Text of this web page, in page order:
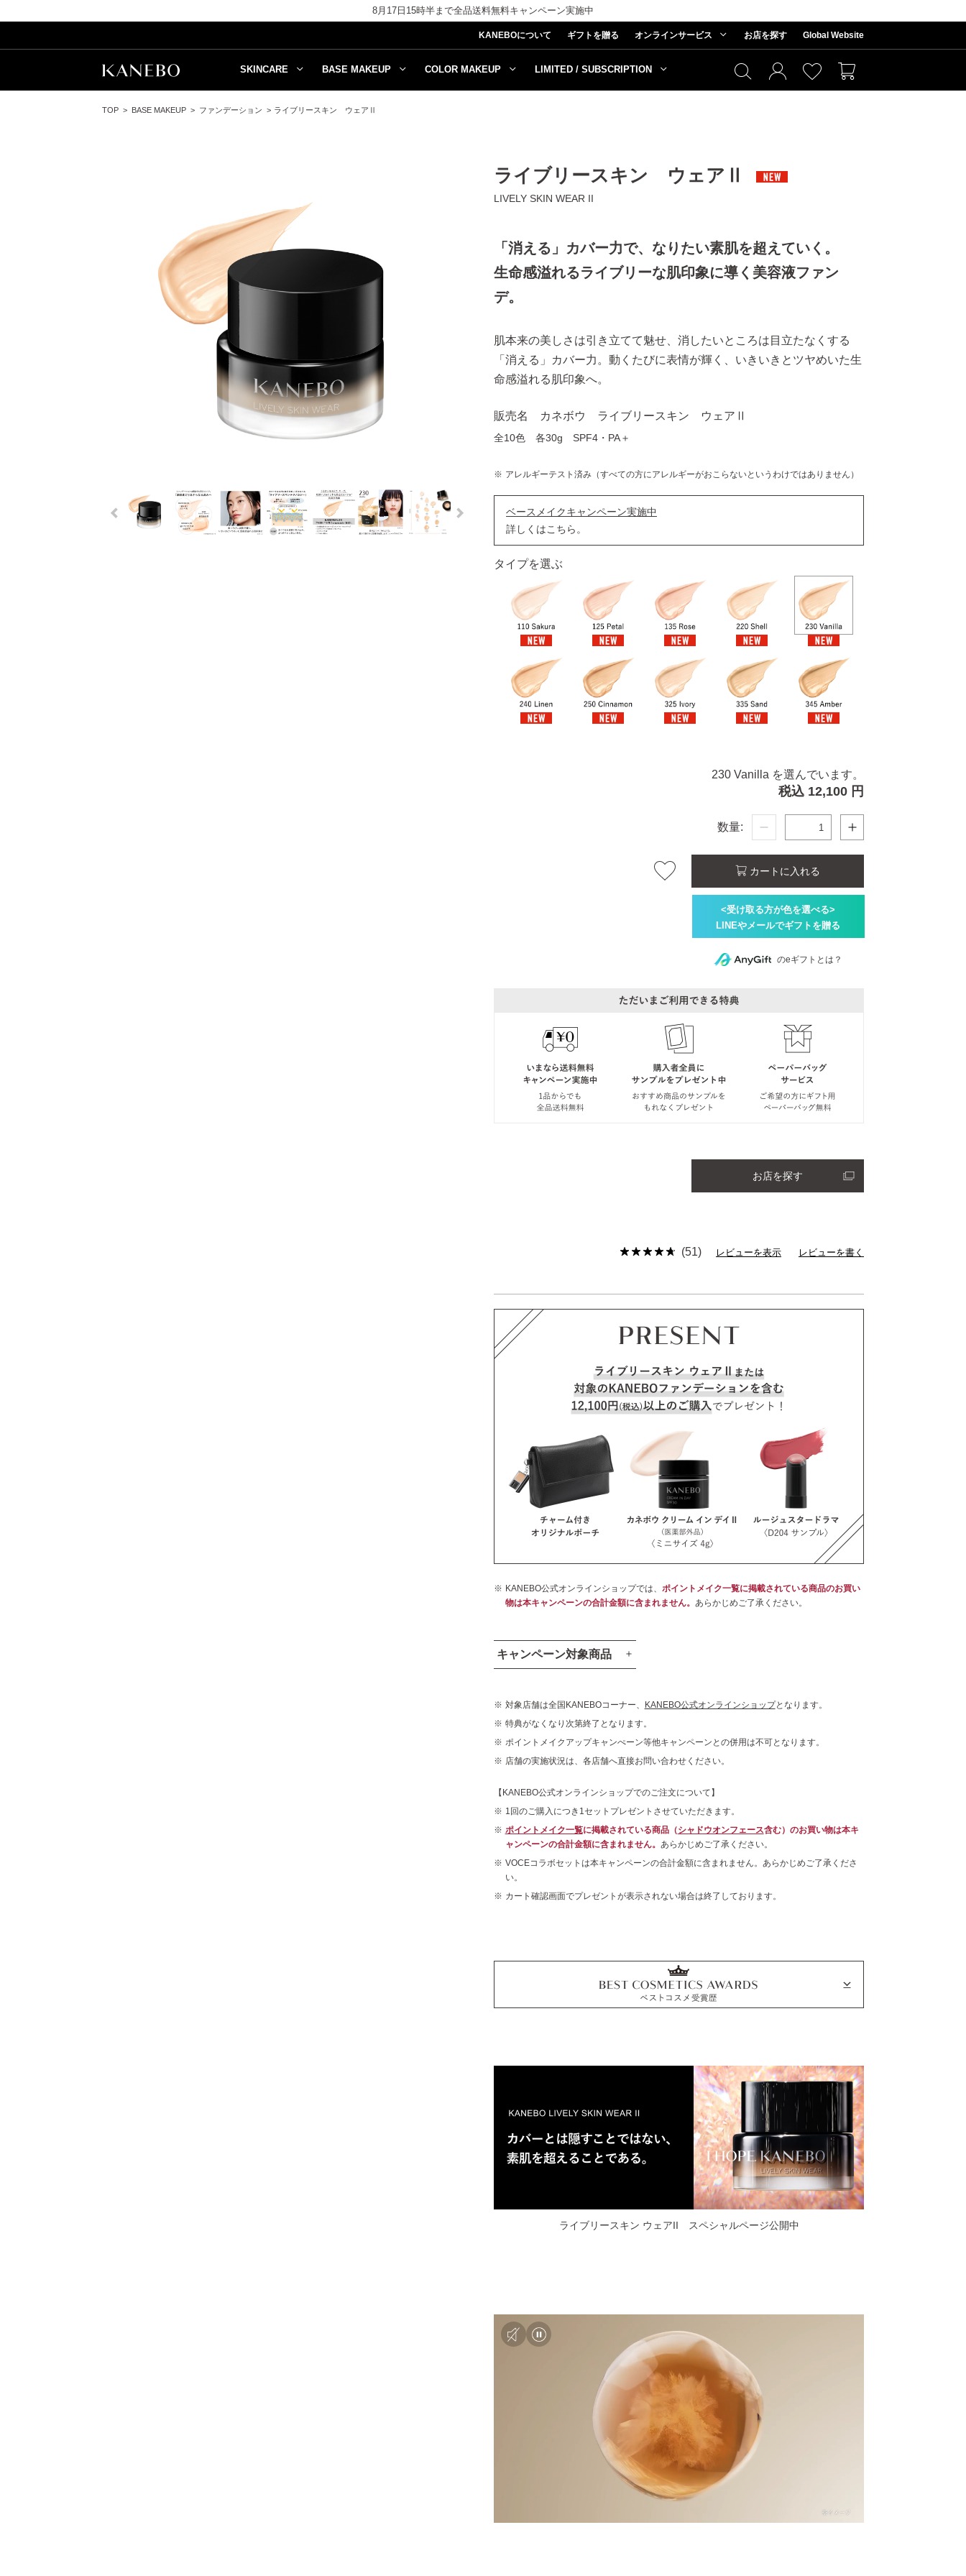
8月17日15時半まで全品送料無料キャンペーン実施中
KANEBOについて ギフトを贈る オンラインサービス お店を探す Global Website
SKINCARE BASE MAKEUP COLOR MAKEUP LIMITED / SUBSCRIPTION
TOP BASE MAKEUP ファンデーション ライブリースキン ウェアⅡ
ライブリースキン ウェアⅡ
LIVELY SKIN WEAR II
「消える」カバー力で、なりたい素肌を超えていく。
生命感溢れるライブリーな肌印象に導く美容液ファン
デ。
肌本来の美しさは引き立てて魅せ、消したいところは目立たなくする
「消える」カバー力。動くたびに表情が輝く、いきいきとツヤめいた生
命感溢れる肌印象へ。
販売名 カネボウ ライブリースキン ウェアⅡ
全10色 各30g SPF4・PA＋
アレルギーテスト済み（すべての方にアレルギーがおこらないというわけではありません）
ベースメイクキャンペーン実施中
詳しくはこちら。
タイプを選ぶ
230 Vanilla を選んでいます。
税込 12,100 円
数量:
カートに入れる
のeギフトとは？
お店を探す
(51) レビューを表示 レビューを書く
KANEBO公式オンラインショップでは、 ポイントメイク一覧に掲載されている商品のお買い
物は本キャンペーンの合計金額に含まれません。 あらかじめご了承ください。
キャンペーン対象商品
（コンパクト・ツール別売）
各 5,500円 (税込)
対象店舗は全国KANEBOコーナー、 KANEBO公式オンラインショップとなります。
特典がなくなり次第終了となります。
ポイントメイクアップキャンぺーン等他キャンペーンとの併用は不可となります。
店舗の実施状況は、各店舗へ直接お問い合わせください。
【KANEBO公式オンラインショップでのご注文について】
1回のご購入につき1セットプレゼントさせていただきます。
ポイントメイク一覧に掲載されている商品（シャドウオンフェース含む）のお買い物は本キ
ャンペーンの合計金額に含まれません。 あらかじめご了承ください。
VOCEコラボセットは本キャンペーンの合計金額に含まれません。あらかじめご了承くださ
い。
カート確認画面でプレゼントが表示されない場合は終了しております。
ライブリースキン ウェアII スペシャルページ公開中